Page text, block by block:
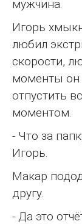
мужчина.
Игорь
любил
скорости,
моменты он
отпустить
моментом.
- Что за
Игорь.
Макар
другу.
- Да это